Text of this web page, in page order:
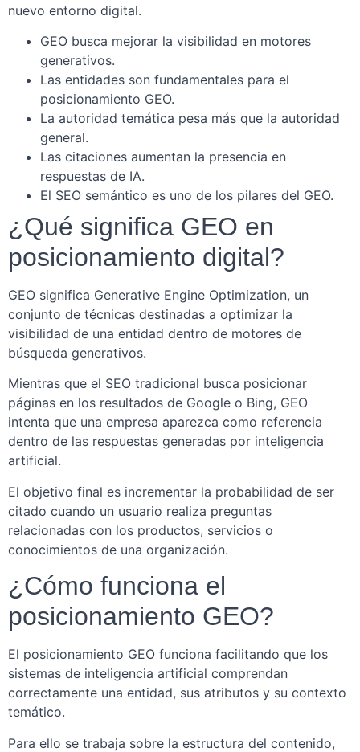
nuevo entorno digital.
GEO busca mejorar la visibilidad en motores
generativos.
Las entidades son fundamentales para el
posicionamiento GEO.
La autoridad temática pesa más que la autoridad
general.
Las citaciones aumentan la presencia en
respuestas de IA.
El SEO semántico es uno de los pilares del GEO.
¿Qué significa GEO en
posicionamiento digital?
GEO significa Generative Engine Optimization, un
conjunto de técnicas destinadas a optimizar la
visibilidad de una entidad dentro de motores de
búsqueda generativos.
Mientras que el SEO tradicional busca posicionar
páginas en los resultados de Google o Bing, GEO
intenta que una empresa aparezca como referencia
dentro de las respuestas generadas por inteligencia
artificial.
El objetivo final es incrementar la probabilidad de ser
citado cuando un usuario realiza preguntas
relacionadas con los productos, servicios o
conocimientos de una organización.
¿Cómo funciona el
posicionamiento GEO?
El posicionamiento GEO funciona facilitando que los
sistemas de inteligencia artificial comprendan
correctamente una entidad, sus atributos y su contexto
temático.
Para ello se trabaja sobre la estructura del contenido,